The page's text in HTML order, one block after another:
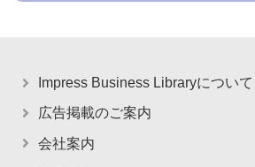
Impress Business Libraryについて
広告掲載のご案内
会社案内